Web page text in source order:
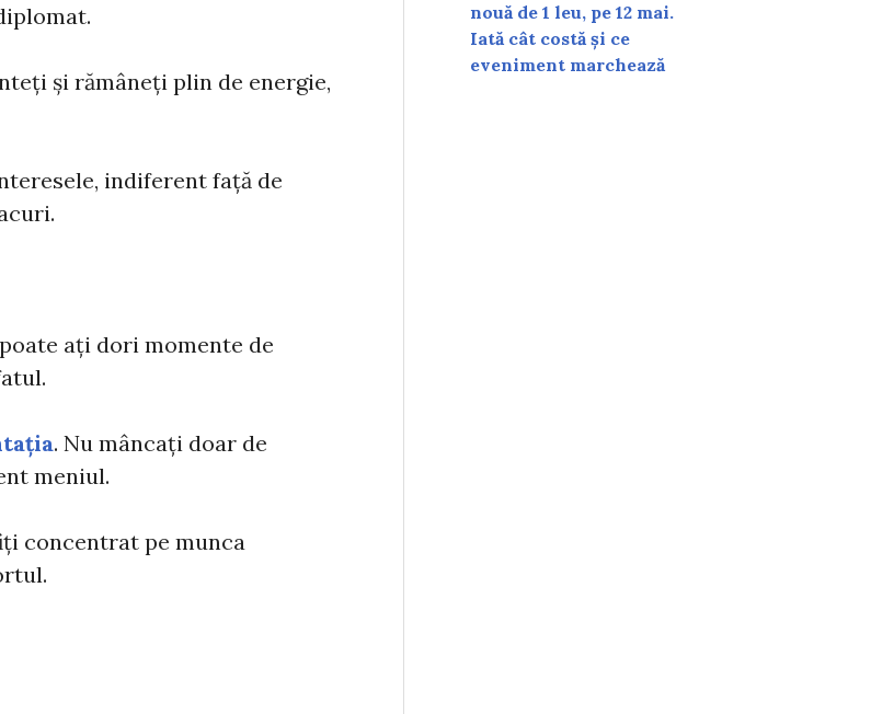
și rămâneți plin de energie,
indiferent față de
ați dori momente de
. Nu mâncați doar de
meniul.
concentrat pe munca
nouă de 1 leu, pe 12 mai.
Iată cât costă și ce
eveniment marchează